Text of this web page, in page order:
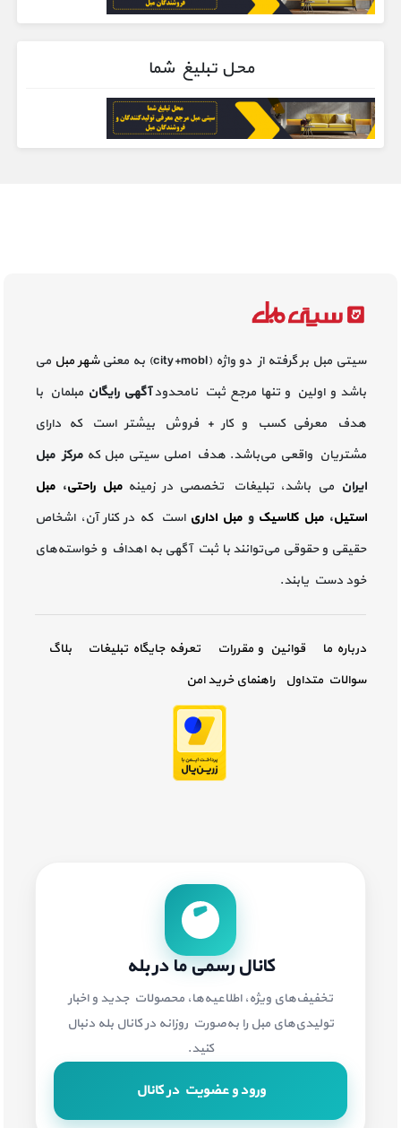
محل تبلیغ شما
سیتی مبل بر گرفته از دو واژه (city+mobl) به معنی شهر مبل می
باشد و اولین و تنها مرجع ثبت نامحدودآگهی رایگان مبلمان با
هدف معرفی کسب و کار + فروش بیشتر است که دارای
مشتریان واقعی می‌باشد. هدف اصلی سیتی مبل کهمرکز مبل
ایران می باشد، تبلیغات تخصصی در زمینه مبل راحتی،مبل
استیل،مبل کلاسیک ومبل اداری است که در کنار آن، اشخاص
حقیقی و حقوقی می‌توانند با ثبت آگهی به اهداف و خواسته‌های
خود دست یابند.
درباره ما قوانین و مقررات تعرفه جایگاه تبلیغات
بلاگ
سوالات متداول
راهنمای خرید امن
کانال رسمی ما در بله
تخفیف‌های ویژه، اطلاعیه‌ها، محصولات جدید و اخبار
تولیدی‌های مبل را به‌صورت روزانه در کانال بله دنبال
کنید.
ورود و عضویت در کانال